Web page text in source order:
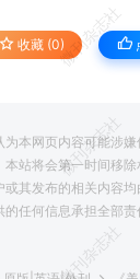
收藏 (0)
为本网页内容可能涉
本站将会第一时间移
或其发布的相关内容
的任何信息承担全部
微刊杂志社
微刊杂志社
微刊杂志社